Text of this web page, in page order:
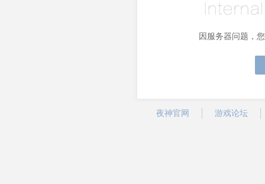
因服务器问题，
夜神官网 游戏论坛